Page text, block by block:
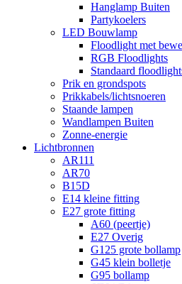
Hanglamp Buiten
Partykoelers
LED Bouwlamp
Floodlight met
RGB Floodlights
Standaard
Prik en grondspots
Prikkabels/lichtsnoeren
Staande lampen
Wandlampen Buiten
Zonne-energie
Lichtbronnen
AR111
AR70
B15D
E14 kleine fitting
E27 grote fitting
A60 (peertje)
E27 Overig
G125 grote bollamp
G45 klein bolletje
G95 bollamp